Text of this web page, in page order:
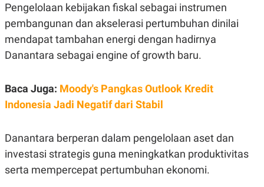
SITEMAP
TERM
OF
USE
PEDOMAN
PEMBERITAAN
PRIVACY
POLICY
Pengelolaan kebijakan fiskal sebagai instrumen
pembangunan dan akselerasi pertumbuhan dinilai
mendapat tambahan energi dengan hadirnya
Danantara sebagai engine of growth baru.
Baca Juga: Moody's Pangkas Outlook Kredit
Indonesia Jadi Negatif dari Stabil
Danantara berperan dalam pengelolaan aset dan
investasi strategis guna meningkatkan produktivitas
serta mempercepat pertumbuhan ekonomi.